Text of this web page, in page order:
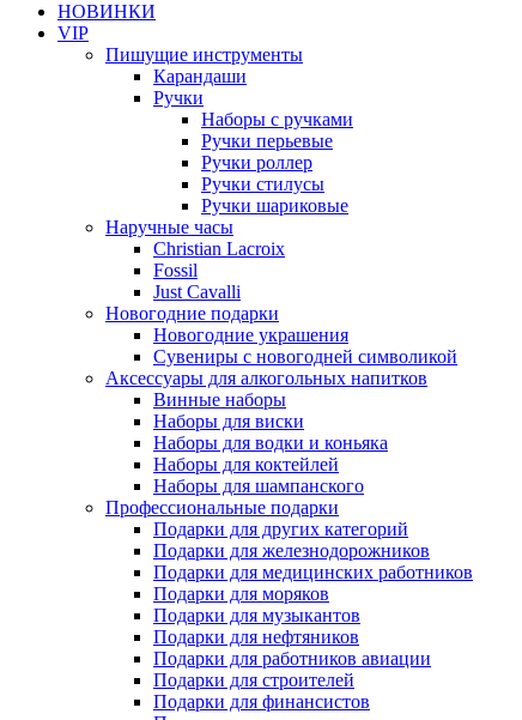
НОВИНКИ
VIP
Пишущие инструменты
Карандаши
Ручки
Наборы с ручками
Ручки перьевые
Ручки роллер
Ручки стилусы
Ручки шариковые
Наручные часы
Christian Lacroix
Fossil
Just Cavalli
Новогодние подарки
Новогодние украшения
Сувениры с новогодней символикой
Аксессуары для алкогольных напитков
Винные наборы
Наборы для виски
Наборы для водки и коньяка
Наборы для коктейлей
Наборы для шампанского
Профессиональные подарки
Подарки для других категорий
Подарки для железнодорожников
Подарки для медицинских работников
Подарки для моряков
Подарки для музыкантов
Подарки для нефтяников
Подарки для работников авиации
Подарки для строителей
Подарки для финансистов